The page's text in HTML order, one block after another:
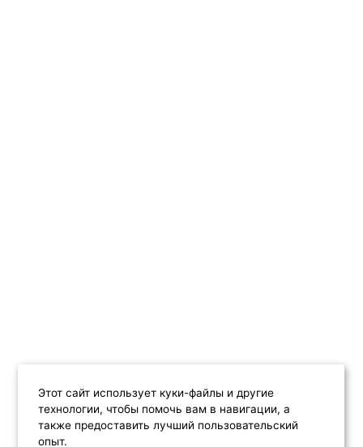
Этот сайт использует куки-файлы и другие
технологии, чтобы помочь вам в навигации, а
также предоставить лучший пользовательский
опыт.